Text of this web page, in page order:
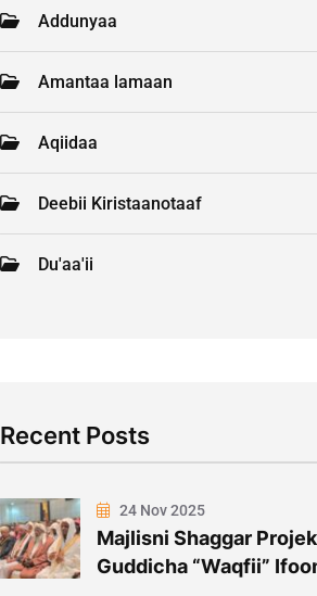
Addunyaa
Amantaa lamaan
Aqiidaa
Deebii Kiristaanotaaf
Du'aa'ii
Recent Posts
24 Nov 2025
Majlisni Shaggar
Guddicha “Waqfii”